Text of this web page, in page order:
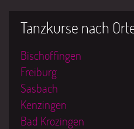
Tanzkurse nach
Bischoffingen
Freiburg
Sasbach
Kenzingen
Bad Krozingen